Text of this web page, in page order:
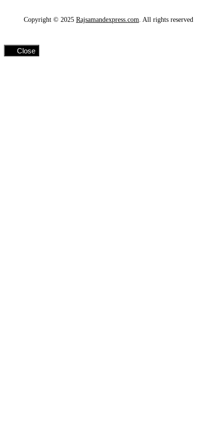
Copyright © 2025 Rajsamandexpress.com . All rights reserved
Close